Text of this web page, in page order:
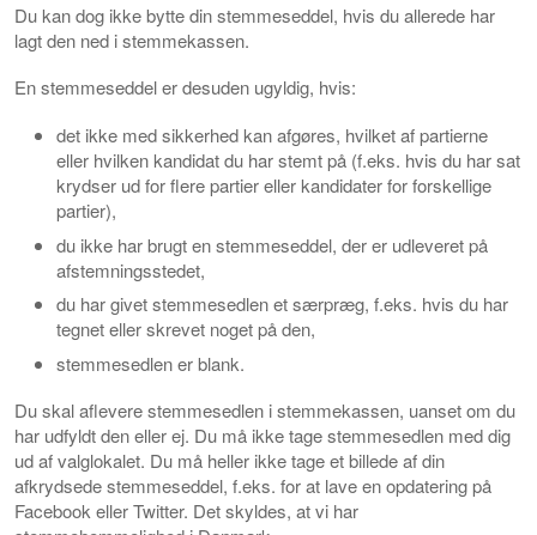
Du kan dog ikke bytte din stemmeseddel, hvis du allerede har
lagt den ned i stemmekassen.
En stemmeseddel er desuden ugyldig, hvis:
det ikke med sikkerhed kan afgøres, hvilket af partierne
eller hvilken kandidat du har stemt på (f.eks. hvis du har sat
krydser ud for flere partier eller kandidater for forskellige
partier),
du ikke har brugt en stemmeseddel, der er udleveret på
afstemningsstedet,
du har givet stemmesedlen et særpræg, f.eks. hvis du har
tegnet eller skrevet noget på den,
stemmesedlen er blank.
Du skal aflevere stemmesedlen i stemmekassen, uanset om du
har udfyldt den eller ej. Du må ikke tage stemmesedlen med dig
ud af valglokalet. Du må heller ikke tage et billede af din
afkrydsede stemmeseddel, f.eks. for at lave en opdatering på
Facebook eller Twitter. Det skyldes, at vi har